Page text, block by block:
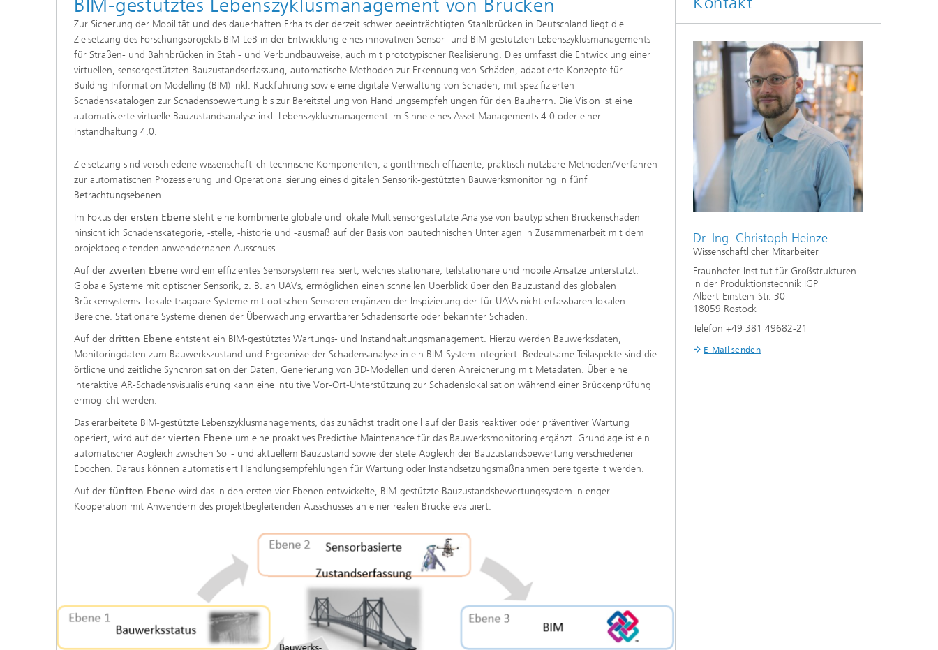
BIM-gestütztes Lebenszyklusmanagement von Brücken
Zur Sicherung der Mobilität und des dauerhaften Erhalts der derzeit schwer beeinträchtigten Stahlbrücken in Deutschland liegt die
Zielsetzung des Forschungsprojekts BIM-LeB in der Entwicklung eines innovativen Sensor- und BIM-gestützten Lebenszyklusmanagements
für Straßen- und Bahnbrücken in Stahl- und Verbundbauweise, auch mit prototypischer Realisierung. Dies umfasst die Entwicklung einer
virtuellen, sensorgestützten Bauzustandserfassung, automatische Methoden zur Erkennung von Schäden, adaptierte Konzepte für
Building Information Modelling (BIM) inkl. Rückführung sowie eine digitale Verwaltung von Schäden, mit spezifizierten
Schadenskatalogen zur Schadensbewertung bis zur Bereitstellung von Handlungsempfehlungen für den Bauherrn. Die Vision ist eine
automatisierte virtuelle Bauzustandsanalyse inkl. Lebenszyklusmanagement im Sinne eines Asset Managements 4.0 oder einer
Instandhaltung 4.0.
Zielsetzung sind verschiedene wissenschaftlich-technische Komponenten, algorithmisch effiziente, praktisch nutzbare Methoden/Verfahren
zur automatischen Prozessierung und Operationalisierung eines digitalen Sensorik-gestützten Bauwerksmonitoring in fünf
Betrachtungsebenen.
Im Fokus der ersten Ebene steht eine kombinierte globale und lokale Multisensorgestützte Analyse von bautypischen Brückenschäden
hinsichtlich Schadenskategorie, -stelle, -historie und -ausmaß auf der Basis von bautechnischen Unterlagen in Zusammenarbeit mit dem
projektbegleitenden anwendernahen Ausschuss.
Auf der zweiten Ebene wird ein effizientes Sensorsystem realisiert, welches stationäre, teilstationäre und mobile Ansätze unterstützt.
Globale Systeme mit optischer Sensorik, z. B. an UAVs, ermöglichen einen schnellen Überblick über den Bauzustand des globalen
Brückensystems. Lokale tragbare Systeme mit optischen Sensoren ergänzen der Inspizierung der für UAVs nicht erfassbaren lokalen
Bereiche. Stationäre Systeme dienen der Überwachung erwartbarer Schadensorte oder bekannter Schäden.
Auf der dritten Ebene entsteht ein BIM-gestütztes Wartungs- und Instandhaltungsmanagement. Hierzu werden Bauwerksdaten,
Monitoringdaten zum Bauwerkszustand und Ergebnisse der Schadensanalyse in ein BIM-System integriert. Bedeutsame Teilaspekte sind die
örtliche und zeitliche Synchronisation der Daten, Generierung von 3D-Modellen und deren Anreicherung mit Metadaten. Über eine
interaktive AR-Schadensvisualisierung kann eine intuitive Vor-Ort-Unterstützung zur Schadenslokalisation während einer Brückenprüfung
ermöglicht werden.
Das erarbeitete BIM-gestützte Lebenszyklusmanagements, das zunächst traditionell auf der Basis reaktiver oder präventiver Wartung
operiert, wird auf der vierten Ebene um eine proaktives Predictive Maintenance für das Bauwerksmonitoring ergänzt. Grundlage ist ein
automatischer Abgleich zwischen Soll- und aktuellem Bauzustand sowie der stete Abgleich der Bauzustandsbewertung verschiedener
Epochen. Daraus können automatisiert Handlungsempfehlungen für Wartung oder Instandsetzungsmaßnahmen bereitgestellt werden.
Auf der fünften Ebene wird das in den ersten vier Ebenen entwickelte, BIM-gestützte Bauzustandsbewertungssystem in enger
Kooperation mit Anwendern des projektbegleitenden Ausschusses an einer realen Brücke evaluiert.
Dr.-Ing. Christoph Heinze
Wissenschaftlicher Mitarbeiter
Fraunhofer-Institut für Großstrukturen
in der Produktionstechnik IGP
Albert-Einstein-Str. 30
18059 Rostock
Telefon +49 381 49682-21
E-Mail senden